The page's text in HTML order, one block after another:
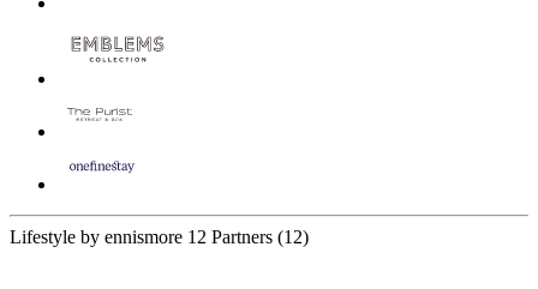
Lifestyle by ennismore 12 Partners (12)